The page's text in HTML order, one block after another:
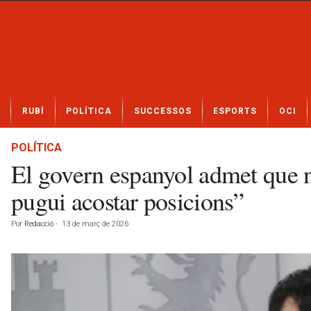
t
RUBÍ POLÍTICA SUCCESSOS ESPORTS OCI
POLÍTICA
El govern espanyol admet que
pugui acostar posicions”
Por Redacció - 13 de març de 2026